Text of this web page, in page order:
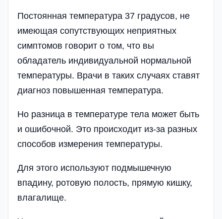
Постоянная температура 37 градусов, не
имеющая сопутствующих неприятных
симптомов говорит о том, что вы
обладатель индивидуальной нормальной
температуры. Врачи в таких случаях ставят
диагноз повышенная температура.
Но разница в температуре тела может быть
и ошибочной. Это происходит из-за разных
способов измерения температуры.
Для этого используют подмышечную
впадину, ротовую полость, прямую кишку,
влагалище.